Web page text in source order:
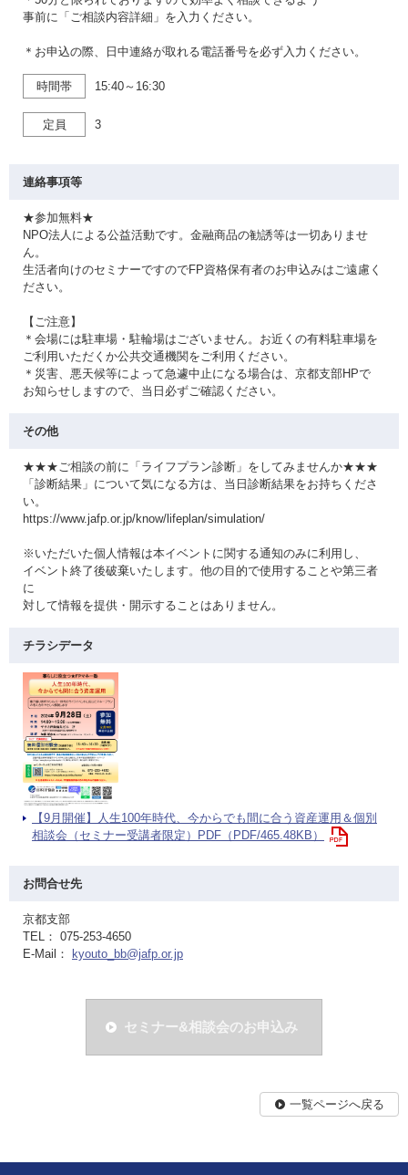
事前に「ご相談内容詳細」を入力ください。
＊お申込の際、日中連絡が取れる電話番号を必ず入力ください。
時間帯 15:40～16:30
定員 3
連絡事項等
★参加無料★
NPO法人による公益活動です。金融商品の勧誘等は一切ありませ
ん。
生活者向けのセミナーですのでFP資格保有者のお申込みはご遠慮く
ださい。
【ご注意】
＊会場には駐車場・駐輪場はございません。お近くの有料駐車場を
ご利用いただくか公共交通機関をご利用ください。
＊災害、悪天候等によって急遽中止になる場合は、京都支部HPで
お知らせしますので、当日必ずご確認ください。
その他
★★★ご相談の前に「ライフプラン診断」をしてみませんか★★★
「診断結果」について気になる方は、当日診断結果をお持ちくださ
い。
https://www.jafp.or.jp/know/lifeplan/simulation/
※いただいた個人情報は本イベントに関する通知のみに利用し、
イベント終了後破棄いたします。他の目的で使用することや第三者
に
対して情報を提供・開示することはありません。
チラシデータ
【9月開催】人生100年時代、今からでも間に合う資産運用＆個別
相談会（セミナー受講者限定）PDF（PDF/465.48KB）
お問合せ先
京都支部
TEL： 075-253-4650
E-Mail：
kyouto_bb@jafp.or.jp
セミナー&相談会のお申込み
一覧ページへ戻る